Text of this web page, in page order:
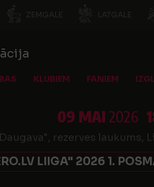
ZEMGALE LATGALE
KLUBIEM FANIEM
09 MAI2026
rezerves laukums,
LIIGA" 2026 1.